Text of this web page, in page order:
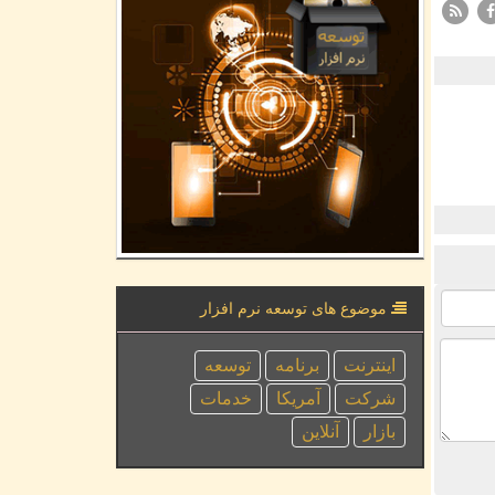
موضوع های توسعه نرم افزار
اینترنت برنامه
توسعه
شركت
آمریكا
خدمات
بازار
آنلاین